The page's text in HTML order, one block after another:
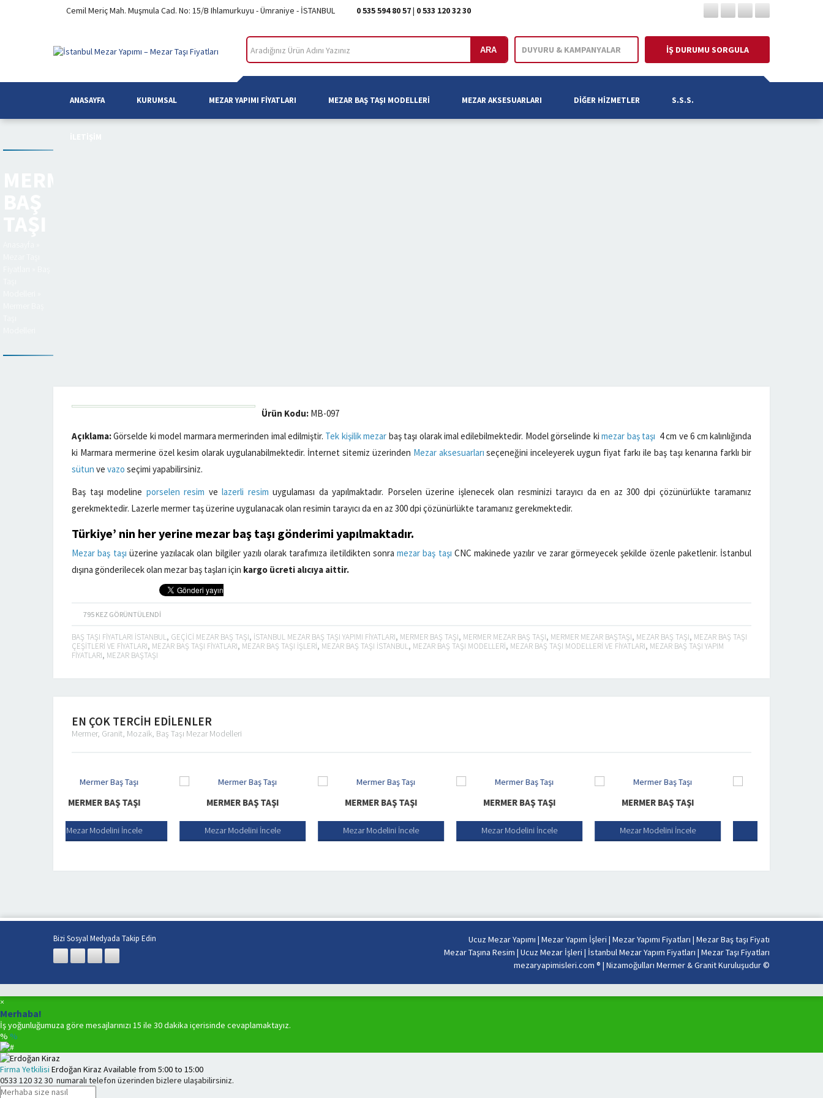
Cemil Meriç Mah. Muşmula Cad. No: 15/B Ihlamurkuyu - Ümraniye - İSTANBUL 0 535 594 80 57| 0 533 120 32 30
ARA DUYURU & KAMPANYALAR İŞ DURUMU SORGULA
ANASAYFA KURUMSAL MEZAR YAPIMI FIYATLARI MEZAR BAŞ TAŞI MODELLERI MEZAR AKSESUARLARI DIĞER HIZMETLER S.S.S.
Ürün Kodu: MB-097
Açıklama:Görselde ki model marmara mermerinden imal edilmiştir. Tek kişilik mezar baş taşı olarak imal edilebilmektedir. Model görselinde kimezar baş taşı 4 cm ve 6 cm kalınlığında
ki Marmara mermerine özel kesim olarak uygulanabilmektedir. İnternet sitemiz üzerinden Mezar aksesuarları seçeneğini inceleyerek uygun fiyat farkı ile baş taşı kenarına farklı bir
sütun ve vazo seçimi yapabilirsiniz.
Baş taşı modeline porselen resim velazerli resim uygulaması da yapılmaktadır. Porselen üzerine işlenecek olan resminizi tarayıcı da en az 300 dpi çözünürlükte taramanız
gerekmektedir. Lazerle mermer taş üzerine uygulanacak olan resimin tarayıcı da en az 300 dpi çözünürlükte taramanız gerekmektedir.
Türkiye’ nin her yerine mezar baş taşı gönderimi yapılmaktadır.
Mezar baş taşı üzerine yazılacak olan bilgiler yazılı olarak tarafımıza iletildikten sonra mezar baş taşı CNC makinede yazılır ve zarar görmeyecek şekilde özenle paketlenir. İstanbul
dışına gönderilecek olan mezar baş taşları için kargo ücreti alıcıya aittir.
795 KEZ GÖRÜNTÜLENDI
BAŞ TAŞI FIYATLARI ISTANBUL, GEÇICI MEZAR BAŞ TAŞI, ISTANBUL MEZAR BAŞ TAŞI YAPIMI FIYATLARI, MERMER BAŞ TAŞI, MERMER MEZAR BAŞ TAŞI, MERMER MEZAR BAŞTAŞI, MEZAR BAŞ TAŞI, MEZAR BAŞ TAŞI
ÇEŞITLERI VE FIYATLARI, MEZAR BAŞ TAŞI FIYATLARI, MEZAR BAŞ TAŞI IŞLERI, MEZAR BAŞ TAŞI ISTANBUL, MEZAR BAŞ TAŞI MODELLERI, MEZAR BAŞ TAŞI MODELLERI VE FIYATLARI, MEZAR BAŞ TAŞI YAPIM
FIYATLARI, MEZAR BAŞTAŞI
EN ÇOK TERCİH EDİLENLER
Mermer, Granit, Mozaik, Baş Taşı Mezar Modelleri
MERMER BAŞ TAŞI
Mezar Modelini İncele
MERMER BAŞ TAŞI
Mezar Modelini İncele
MERMER BAŞ TAŞI
Mezar Modelini İncele
MERMER BAŞ TAŞI
Mezar Modelini İncele
MERMER BAŞ TAŞI
Mezar Modelini İncele
Bizi Sosyal Medyada Takip Edin Ucuz Mezar Yapımı | Mezar Yapım İşleri | Mezar Yapımı Fiyatları | Mezar Baş taşı Fiyatı
Mezar Taşına Resim | Ucuz Mezar İşleri | İstanbul Mezar Yapım Fiyatları | Mezar Taşı Fiyatları
mezaryapimisleri.com ® | Nizamoğulları Mermer & Granit Kuruluşudur©
×
Merhaba!
İş yoğunluğumuza göre mesajlarınızı 15 ile 30 dakika içerisinde cevaplamaktayız.
% %
Firma Yetkilisi Erdoğan KirazAvailable from 5:00to 15:00
0533 120 32 30 numaralı telefon üzerinden bizlere ulaşabilirsiniz.